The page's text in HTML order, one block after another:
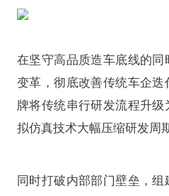
在坚守高品质造车底线的
变革，彻底改善传统车企
牌将传统串行研发流程升
拟仿真技术大幅压缩研发周
同时打破内部部门壁垒，